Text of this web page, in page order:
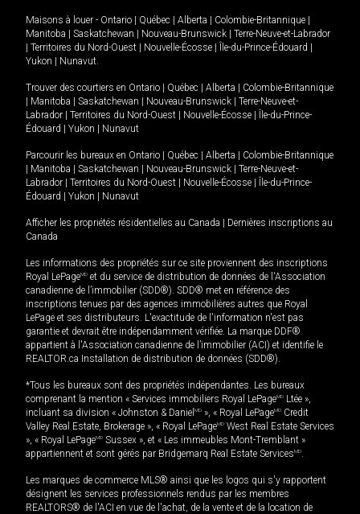
Maisons à louer - Ontario | Québec | Alberta | Colombie-Britannique |
Manitoba | Saskatchewan | Nouveau-Brunswick | Terre-Neuve-et-Labrador
| Territoires du Nord-Ouest | Nouvelle-Écosse | Île-du-Prince-Édouard |
Yukon | Nunavut
Trouver des courtiers en Ontario | Québec | Alberta | Colombie-Britannique
| Manitoba | Saskatchewan | Nouveau-Brunswick | Terre-Neuve-et-
Labrador | Territoires du Nord-Ouest | Nouvelle-Écosse | Île-du-Prince-
Édouard | Yukon | Nunavut
Parcourir les bureaux en Ontario | Québec | Alberta | Colombie-Britannique
| Manitoba | Saskatchewan | Nouveau-Brunswick | Terre-Neuve-et-
Labrador | Territoires du Nord-Ouest | Nouvelle-Écosse | Île-du-Prince-
Édouard | Yukon | Nunavut
Afficher les propriétés résidentielles au Canada | Dernières inscriptions au
Canada
Les informations des propriétés sur ce site proviennent des inscriptions
Royal LePageMD et du service de distribution de données de l'Association
canadienne de l’immobilier (SDD®). SDD® met en référence des
inscriptions tenues par des agences immobilières autres que Royal
LePage et ses distributeurs. L'exactitude de l'information n'est pas
garantie et devrait être indépendamment vérifiée. La marque DDF®
appartient à l'Association canadienne de l’immobilier (ACI) et identifie le
REALTOR.ca Installation de distribution de données (SDD®).
*Tous les bureaux sont des propriétés indépendantes. Les bureaux
comprenant la mention « Services immobiliers Royal LePageMD Ltée »,
incluant sa division « Johnston & Daniel MD », « Royal LePageMD Credit
Valley Real Estate, Brokerage », « Royal LePageMD West Real Estate Services
», « Royal LePageMD Sussex », et « Les immeubles Mont-Tremblant »
appartiennent et sont gérés par Bridgemarq Real Estate ServicesMD
Les marques de commerce MLS® ainsi que les logos qui s'y rapportent
désignent les services professionnels rendus par les membres
REALTORS® de l'ACI en vue de l'achat, de la vente et de la location de